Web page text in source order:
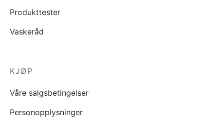
Produkttester
Vaskeråd
KJØP
Våre salgsbetingelser
Personopplysninger